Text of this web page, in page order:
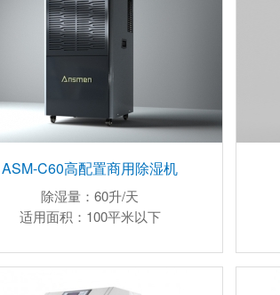
ASM-C60高配置商用除湿机
除湿量：60升/天
适用面积：100平米以下